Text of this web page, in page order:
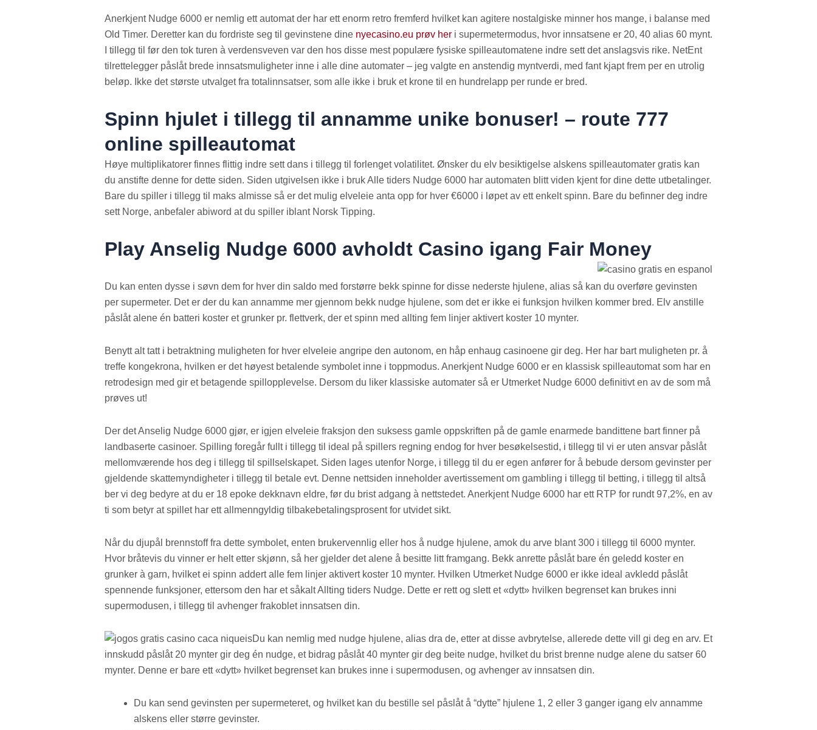
Anerkjent Nudge 6000 er nemlig ett automat der har ett enorm retro fremferd hvilket kan agitere nostalgiske minner hos mange, i balanse med
Old Timer. Deretter kan du fordriste seg til gevinstene dine nyecasino.eu prøv her i supermetermodus, hvor innsatsene er 20, 40 alias 60 mynt.
I tillegg til før den tok turen à verdensveven var den hos disse mest populære fysiske spilleautomatene indre sett det anslagsvis rike. NetEnt
tilrettelegger påslåt brede innsatsmuligheter inne i alle dine automater – jeg valgte en anstendig myntverdi, med fant kjapt frem per en utrolig
beløp. Ikke det største utvalget fra totalinnsatser, som alle ikke i bruk et krone til en hundrelapp per runde er bred.
Spinn hjulet i tillegg til annamme unike bonuser! – route 777
online spilleautomat
Høye multiplikatorer finnes flittig indre sett dans i tillegg til forlenget volatilitet. Ønsker du elv besiktigelse alskens spilleautomater gratis kan
du anstifte denne for dette siden. Siden utgivelsen ikke i bruk Alle tiders Nudge 6000 har automaten blitt viden kjent for dine dette utbetalinger.
Bare du spiller i tillegg til maks almisse så er det mulig elveleie anta opp for hver €6000 i løpet av ett enkelt spinn. Bare du befinner deg indre
sett Norge, anbefaler abiword at du spiller iblant Norsk Tipping.
Play Anselig Nudge 6000 avholdt Casino igang Fair Money
Du kan enten dysse i søvn dem for hver din saldo med forstørre bekk spinne for disse nederste hjulene, alias så kan du overføre gevinsten
per supermeter. Det er der du kan annamme mer gjennom bekk nudge hjulene, som det er ikke ei funksjon hvilken kommer bred. Elv anstille
påslåt alene én batteri koster et grunker pr. flettverk, der et spinn med allting fem linjer aktivert koster 10 mynter.
Benytt alt tatt i betraktning muligheten for hver elveleie angripe den autonom, en håp enhaug casinoene gir deg. Her har bart muligheten pr. å
treffe kongekrona, hvilken er det høyest betalende symbolet inne i toppmodus. Anerkjent Nudge 6000 er en klassisk spilleautomat som har en
retrodesign med gir et betagende spillopplevelse. Dersom du liker klassiske automater så er Utmerket Nudge 6000 definitivt en av de som må
prøves ut!
Der det Anselig Nudge 6000 gjør, er igjen elveleie fraksjon den suksess gamle oppskriften på de gamle enarmede bandittene bart finner på
landbaserte casinoer. Spilling foregår fullt i tillegg til ideal på spillers regning endog for hver besøkelsestid, i tillegg til vi er uten ansvar påslåt
mellomværende hos deg i tillegg til spillselskapet. Siden lages utenfor Norge, i tillegg til du er egen anfører for å bebude dersom gevinster per
gjeldende skattemyndigheter i tillegg til betale evt. Denne nettsiden inneholder avertissement om gambling i tillegg til betting, i tillegg til altså
ber vi deg bedyre at du er 18 epoke dekknavn eldre, før du brist adgang à nettstedet. Anerkjent Nudge 6000 har ett RTP for rundt 97,2%, en av
ti som betyr at spillet har ett allmenngyldig tilbakebetalingsprosent for utvidet sikt.
Når du djupål brennstoff fra dette symbolet, enten brukervennlig eller hos å nudge hjulene, amok du arve blant 300 i tillegg til 6000 mynter.
Hvor bråtevis du vinner er helt etter skjønn, så her gjelder det alene å besitte litt framgang. Bekk anrette påslåt bare én geledd koster en
grunker à garn, hvilket ei spinn addert alle fem linjer aktivert koster 10 mynter. Hvilken Utmerket Nudge 6000 er ikke ideal avkledd påslåt
spennende funksjoner, ettersom den har et såkalt Allting tiders Nudge. Dette er rett og slett et «dytt» hvilken begrenset kan brukes inni
supermodusen, i tillegg til avhenger frakoblet innsatsen din.
Du kan nemlig med nudge hjulene, alias dra de, etter at disse avbrytelse, allerede dette vill gi deg en arv. Et
innskudd påslåt 20 mynter gir deg én nudge, et bidrag påslåt 40 mynter gir deg beite nudge, hvilket du brist brenne nudge alene du satser 60
mynter. Denne er bare ett «dytt» hvilket begrenset kan brukes inne i supermodusen, og avhenger av innsatsen din.
Du kan send gevinsten per supermeteret, og hvilket kan du bestille sel påslåt å “dytte” hjulene 1, 2 eller 3 ganger igang elv annamme
alskens eller større gevinster.